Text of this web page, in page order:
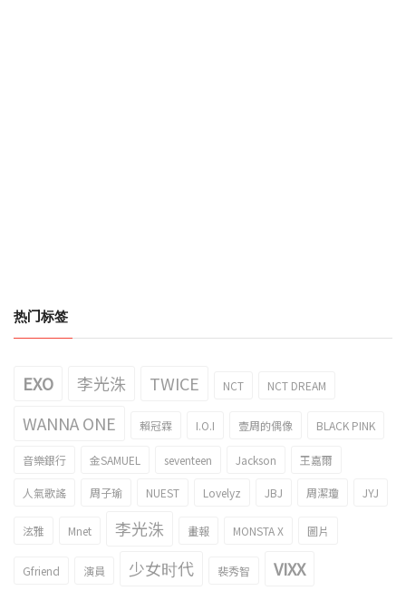
热门标签
EXO 李光洙 TWICE NCT NCT DREAM
WANNA ONE 賴冠霖 I.O.I 壹周的偶像 BLACK PINK
音樂銀行 金SAMUEL seventeen Jackson 王嘉爾
人氣歌謠 周子瑜 NUEST Lovelyz JBJ 周潔瓊 JYJ
泫雅 Mnet 李光洙 畫報 MONSTA X 圖片
Gfriend 演員 少女时代 裴秀智 VIXX